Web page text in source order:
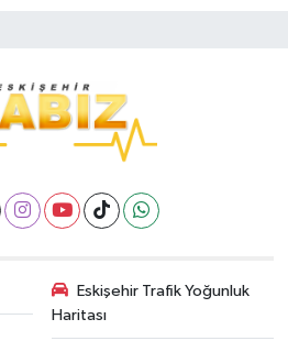
Eskişehir Trafik Yoğunluk
Haritası